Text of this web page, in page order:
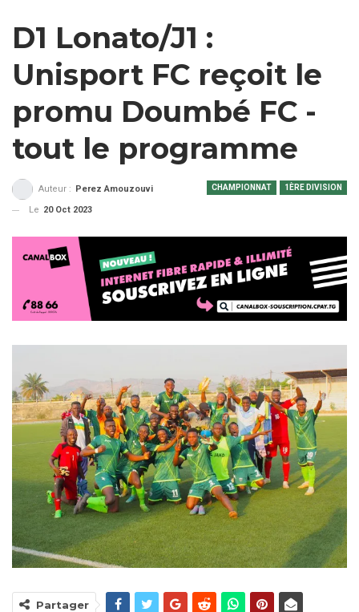
D1 Lonato/J1 :
Unisport FC reçoit le
promu Doumbé FC -
tout le programme
CHAMPIONNAT 1ÈRE DIVISION
Auteur :
Perez Amouzouvi
Le 20 Oct 2023
Partager